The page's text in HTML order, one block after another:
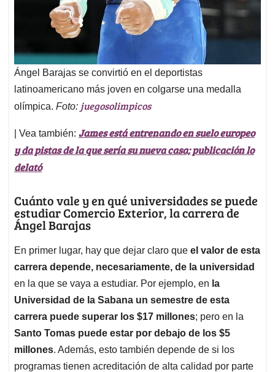
Ángel Barajas se convirtió en el deportistas
latinoamericano más joven en colgarse una medalla
olímpica. Foto: juegosolimpicos
| Vea también: James está entrenando en suelo europeo
y da pistas de la que sería su nueva casa; publicación lo
delató
Cuánto vale y en qué universidades se puede
estudiar Comercio Exterior, la carrera de
Ángel Barajas
En primer lugar, hay que dejar claro que el valor de esta
carrera depende, necesariamente, de la universidad
en la que se vaya a estudiar. Por ejemplo, en la
Universidad de la Sabana un semestre de esta
carrera puede superar los $17 millones; pero en la
Santo Tomas puede estar por debajo de los $5
millones. Además, esto también depende de si los
programas tienen acreditación de alta calidad por parte